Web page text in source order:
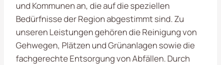
und Kommunen an, die auf die speziellen
Bedürfnisse der Region abgestimmt sind. Zu
unseren Leistungen gehören die Reinigung von
Gehwegen, Plätzen und Grünanlagen sowie die
fachgerechte Entsorgung von Abfällen. Durch